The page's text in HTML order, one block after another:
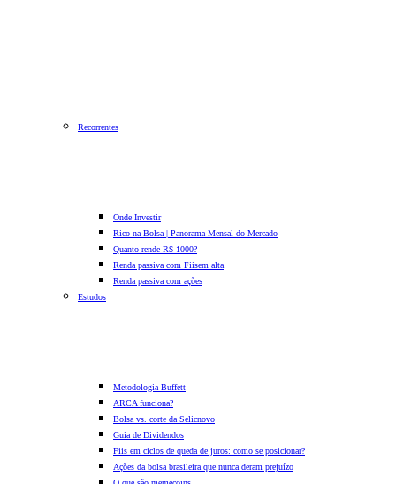
Recorrentes
Onde Investir
Rico na Bolsa | Panorama Mensal do Mercado
Quanto rende R$ 1000?
Renda passiva com Fiisem alta
Renda passiva com ações
Estudos
Metodologia Buffett
ARCA funciona?
Bolsa vs. corte da Selicnovo
Guia de Dividendos
Fiis em ciclos de queda de juros: como se posicionar?
Ações da bolsa brasileira que nunca deram prejuízo